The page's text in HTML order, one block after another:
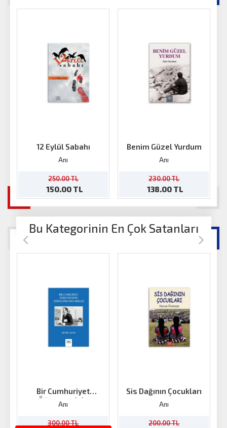
12 Eylül Sabahı
Anı
250.00 TL
150.00 TL
Benim Güzel Yurdum
Anı
230.00 TL
138.00 TL
Bu Kategorinin En Çok Satanları
Bir Cumhuriyet
Öğretmeninin
Aydınlanma Mücadelesi
Anı
300.00 TL
Sis Dağının Çocukları
Anı
200.00 TL